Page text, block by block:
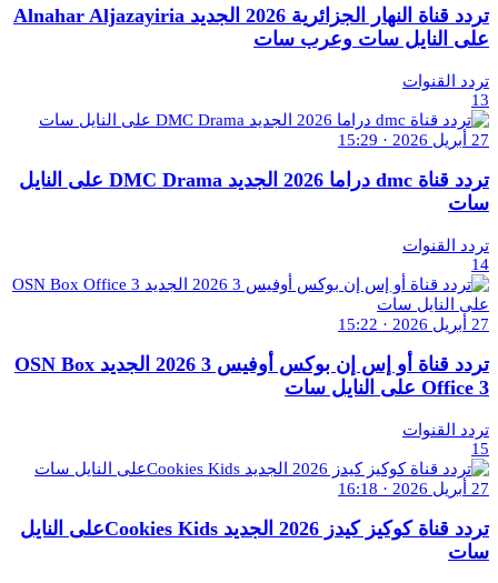
تردد قناة النهار الجزائرية 2026 الجديد Alnahar Aljazayiria
على النايل سات وعرب سات
تردد القنوات
13
27 أبريل 2026 · 15:29
تردد قناة dmc دراما 2026 الجديد DMC Drama على النايل
سات
تردد القنوات
14
27 أبريل 2026 · 15:22
تردد قناة أو إس إن بوكس أوفيس 3 2026 الجديد OSN Box
Office 3 على النايل سات
تردد القنوات
15
27 أبريل 2026 · 16:18
تردد قناة كوكيز كيدز 2026 الجديد Cookies Kidsعلى النايل
سات